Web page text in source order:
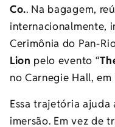
Co.. Na bagagem,
internacionalmente,
Cerimônia do Pan-
Lion pelo evento “
no Carnegie Hall, em
Essa trajetória
imersão. Em vez de